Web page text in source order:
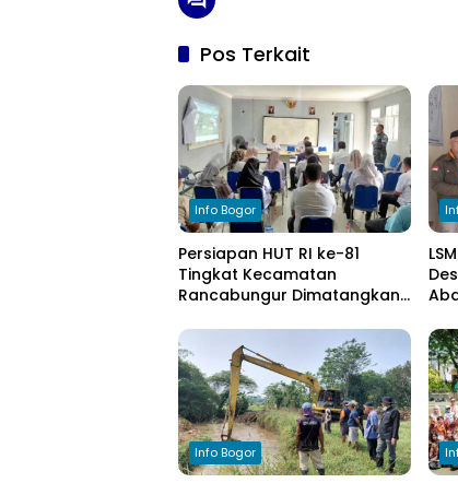
Pos Terkait
Info Bogor
Persiapan HUT RI ke-81
Tingkat Kecamatan
Rancabungur Dimatangkan
Seluruh Elemen Masyarakat
Info Bogor